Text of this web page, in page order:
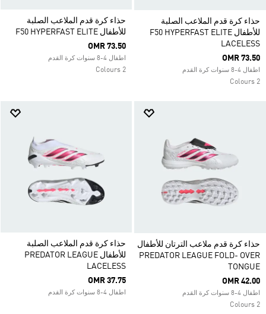
حذاء كرة قدم الملاعب الصلبة
للأطفال F50 HYPERFAST ELITE
LACELESS
OMR 73.50
اطفال 4-8 سنوات كرة القدم
2 Colours
حذاء كرة قدم الملاعب الصلبة
للأطفال F50 HYPERFAST ELITE
OMR 73.50
اطفال 4-8 سنوات كرة القدم
2 Colours
حذاء كرة قدم ملاعب الترتان للأطفال
PREDATOR LEAGUE FOLD- OVER
TONGUE
OMR 42.00
اطفال 4-8 سنوات كرة القدم
2 Colours
حذاء كرة قدم الملاعب الصلبة
للأطفال PREDATOR LEAGUE
LACELESS
OMR 37.75
اطفال 4-8 سنوات كرة القدم